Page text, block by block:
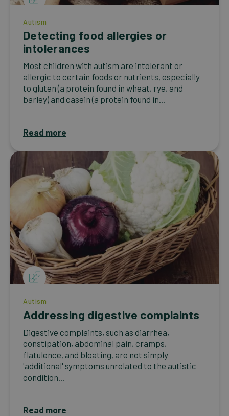
Autism
Detecting food allergies or
intolerances
Most children with autism are intolerant or
allergic to certain foods or nutrients, especially
to gluten (a protein found in wheat, rye, and
barley) and casein (a protein found in...
Read more
Autism
Addressing digestive complaints
Digestive complaints, such as diarrhea,
constipation, abdominal pain, cramps,
flatulence, and bloating, are not simply
'additional' symptoms unrelated to the autistic
condition...
Read more